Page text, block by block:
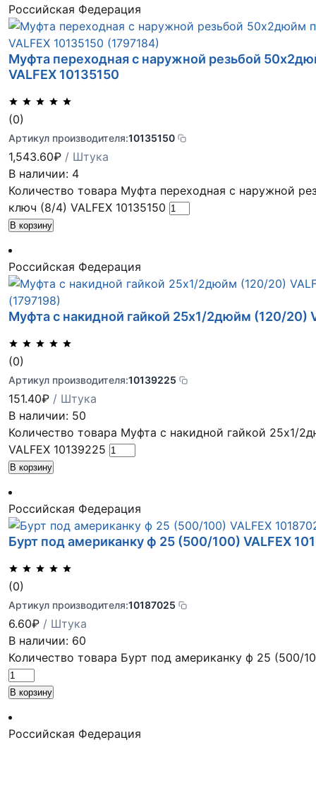
Российская Федерация
Муфта переходная с наружной резьбой
VALFEX 10135150
(0)
Артикул производителя:10135150
1,543.60₽ / Штука
В наличии: 4
Количество товара Муфта переходная с наружной
ключ (8/4) VALFEX 10135150
В корзину
Российская Федерация
Муфта с накидной гайкой 25х1/2дюйм (120/20)
(0)
Артикул производителя:10139225
151.40₽ / Штука
В наличии: 50
Количество товара Муфта с накидной гайкой 25х1/
VALFEX 10139225
В корзину
Российская Федерация
Бурт под американку ф 25 (500/100) VALFEX
(0)
Артикул производителя:10187025
6.60₽ / Штука
В наличии: 60
Количество товара Бурт под американку ф 25 (500/
В корзину
Российская Федерация